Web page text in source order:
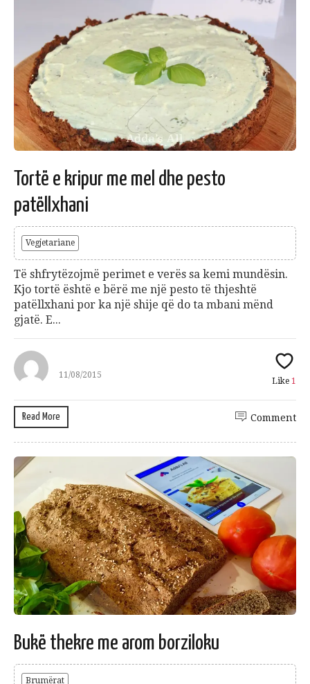
Tortë e kripur me mel dhe pesto
patëllxhani
Vegjetariane
Të shfrytëzojmë perimet e verës sa kemi mundësin.
Kjo tortë është e bërë me një pesto të thjeshtë
patëllxhani por ka një shije që do ta mbani mënd
gjatë. E...
11/08/2015
Like 1
Read More Comment
Bukë thekre me arom borziloku
Brumërat